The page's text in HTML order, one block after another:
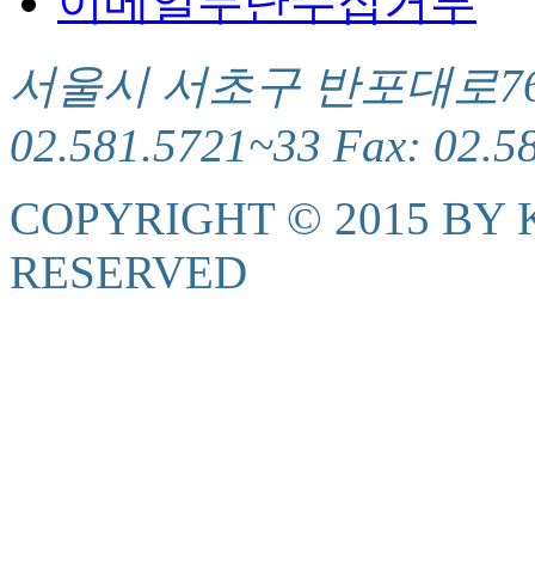
서울시 서초구 반포대로
02.581.5721~33 Fax:
COPYRIGHT © 2015 BY
RESERVED